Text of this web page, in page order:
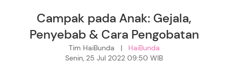
Campak pada Anak: Gejala,
Penyebab & Cara Pengobatan
Tim HaiBunda | HaiBunda
Senin, 25 Jul 2022 09:50 WIB